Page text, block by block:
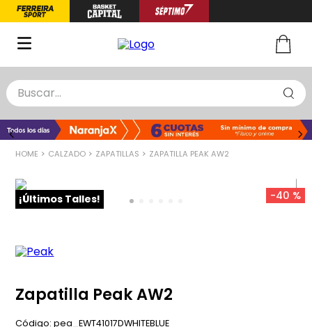
Buscar...
TÉRMINOS MÁS BUSCADOS
1.
zapatillas basquet
3.
zapatillas
CALZADO ZAPATILLAS ZAPATILLA PEAK AW2
¡Últimos Talles! -40 %
Zapatilla Peak AW2
:pea_EWT41017DWHITEBLUE